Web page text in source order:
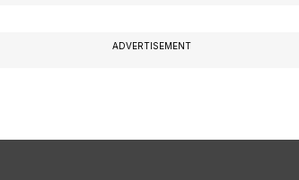
ADVERTISEMENT